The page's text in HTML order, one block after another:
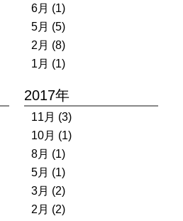
6月 (1)
5月 (5)
2月 (8)
1月 (1)
2017年
11月 (3)
10月 (1)
8月 (1)
5月 (1)
3月 (2)
2月 (2)